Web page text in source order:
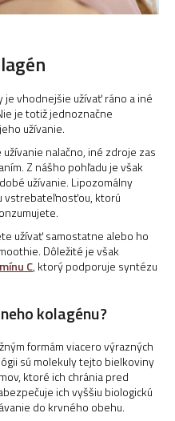
vhodnejšie užívať ráno a iné
je totiž jednoznačne
užívanie.
nalačno, iné zdroje zas
Z nášho pohľadu je však
užívanie. Lipozomálny
vstrebateľnosťou, ktorú
užívať samostatne alebo ho
Dôležité je však
C, ktorý podporuje syntézu
kolagénu?
formám viacero výrazných
sú molekuly tejto bielkoviny
ktoré ich chránia pred
ich vyššiu biologickú
do krvného obehu.